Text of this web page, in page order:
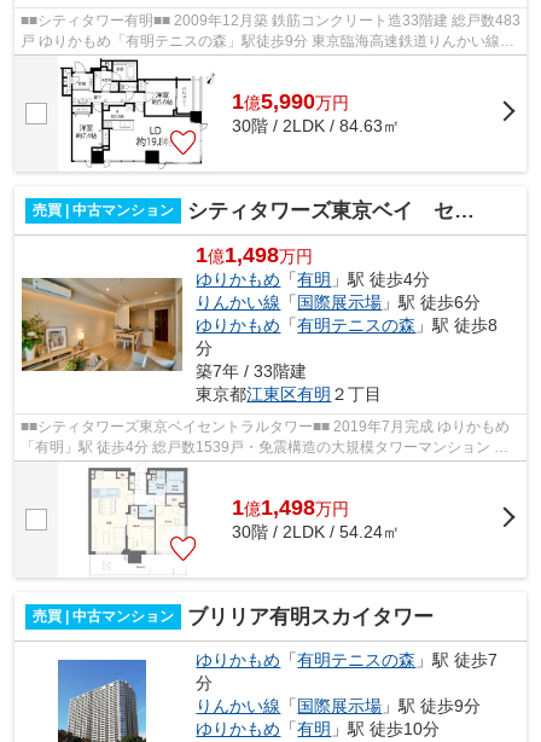
■■シティタワー有明■■ 2009年12月築 鉄筋コンクリート造33階建 総戸数483
戸 ゆりかもめ「有明テニスの森」駅徒歩9分 東京臨海高速鉄道りんかい線
1億5,990万円
30階 / 2LDK / 84.63㎡
売買 | 中古マンション シティタワーズ東京ベイ セントラルタワー
1億1,498万円
ゆりかもめ 「有明 」駅 徒歩4分
りんかい線 「国際展示場 」駅 徒歩6分
ゆりかもめ 「有明テニスの森 」駅 徒歩8
分
築7年 / 33階建
東京都江東区有明 ２丁目
■■シティタワーズ東京ベイセントラルタワー■■ 2019年7月完成 ゆりかもめ
「有明」駅 徒歩4分 総戸数1539戸・免震構造の大規模タワーマンション ト
リプルセキュリティシステム ホテル...
1億1,498万円
30階 / 2LDK / 54.24㎡
売買 | 中古マンション ブリリア有明スカイタワー
ゆりかもめ 「有明テニスの森 」駅 徒歩7
分
りんかい線 「国際展示場 」駅 徒歩9分
ゆりかもめ 「有明 」駅 徒歩10分